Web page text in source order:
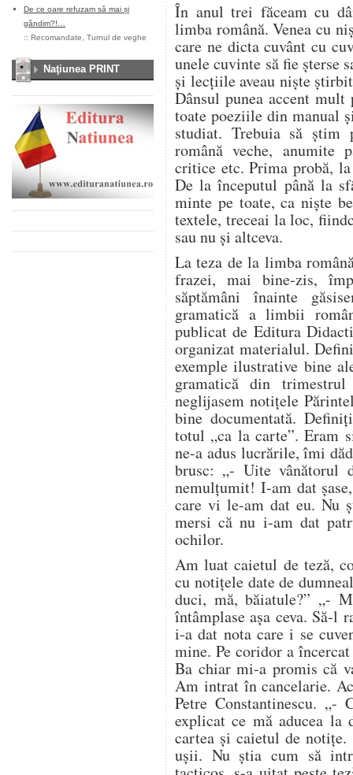
De ce oare refuzam să mai și
gândim?!…
:: Recomandate Turnul de veghe
Naţiunea PRINT
În anul trei făceam cu
limba română. Venea cu
care ne dicta cuvânt cu
unele cuvinte să fie șterse
și lecțiile aveau niște
Dânsul punea accent
toate poeziile din manual
studiat. Trebuia să
română veche, anumite
critice etc. Prima probă,
De la începutul până la
minte pe toate, ca niște
textele, treceai la loc,
sau nu și altceva.
La teza de la limba
frazei, mai bine-zis,
săptămâni înainte
gramatică a limbii
publicat de Editura
organizat materialul.
exemple ilustrative bine
gramatică din
neglijasem notițele
bine documentată.
totul „ca la carte”. Eram
ne-a adus lucrările, îmi
brusc: „- Uite vânătorul
nemulțumit! I-am dat
care vi le-am dat eu. Nu
mersi că nu i-am dat
ochilor.
Am luat caietul de teză,
cu notițele date de
duci, mă, băiatule?” „-
întâmplase așa ceva. Să-l
i-a dat nota care i se
mine. Pe coridor a
Ba chiar mi-a promis că
Am intrat în cancelarie.
Petre Constantinescu. „-
explicat ce mă aducea la
cartea și caietul de notițe.
ușii. Nu știa cum să